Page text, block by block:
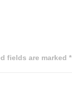
fields are marked *